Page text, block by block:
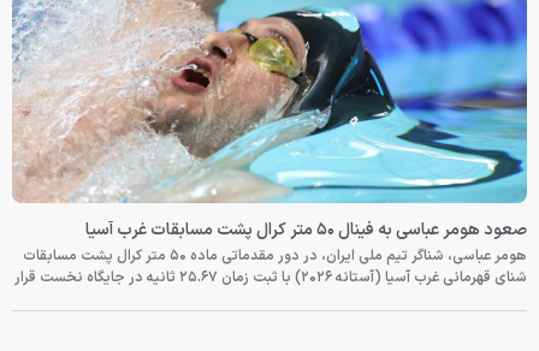
صعود هومر عباسی به فینال ۵۰ متر کرال پشت مسابقات غرب آسیا
هومر عباسی، شناگر تیم ملی ایران، در دور مقدماتی ماده ۵۰ متر کرال پشت مسابقات
شنای قهرمانی غرب آسیا (آستانه ۲۰۲۶) با ثبت زمان ۲۵.۶۷ ثانیه در جایگاه نخست قرار